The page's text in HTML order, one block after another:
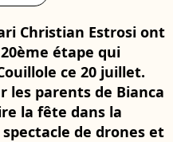
Christian Estrosi ont
étape qui
ce 20 juillet.
les parents de Bianca
la fête dans la
de drones et